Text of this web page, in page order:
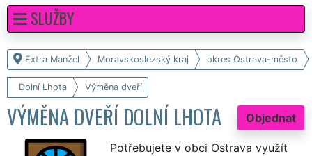
Extra Manžel Moravskoslezský kraj okres Ostrava-město
Dolní Lhota Výměna dveří
Objednat
VÝMĚNA DVEŘÍ DOLNÍ LHOTA
Potřebujete v obci Ostrava využít
SLUŽBY